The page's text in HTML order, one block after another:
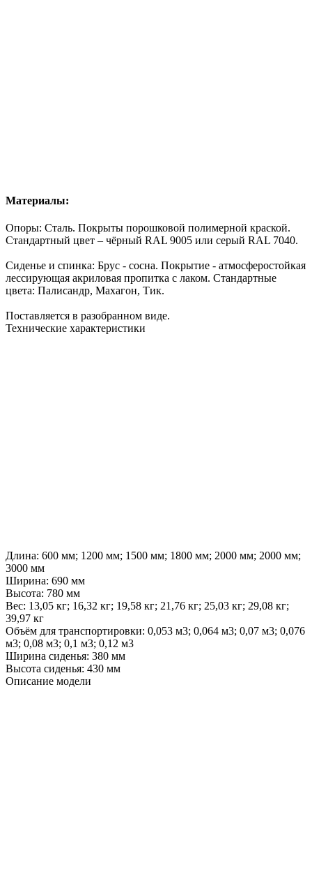
Материалы:
Опоры: Сталь. Покрыты порошковой полимерной краской.
Стандартный цвет – чёрный RAL 9005 или серый RAL 7040.
Сиденье и спинка: Брус - сосна. Покрытие - атмосферостойкая
лессирующая акриловая пропитка с лаком. Стандартные
цвета: Палисандр, Махагон, Тик.
Поставляется в разобранном виде.
Технические характеристики
Длина: 600 мм; 1200 мм; 1500 мм; 1800 мм; 2000 мм; 2000 мм;
3000 мм
Ширина: 690 мм
Высота: 780 мм
Вес: 13,05 кг; 16,32 кг; 19,58 кг; 21,76 кг; 25,03 кг; 29,08 кг;
39,97 кг
Объём для транспортировки: 0,053 м3; 0,064 м3; 0,07 м3; 0,076
м3; 0,08 м3; 0,1 м3; 0,12 м3
Ширина сиденья: 380 мм
Высота сиденья: 430 мм
Описание модели